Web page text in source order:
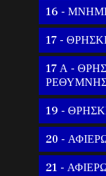
16 -
17 -
17 Α -
19 -
20 -
21 -